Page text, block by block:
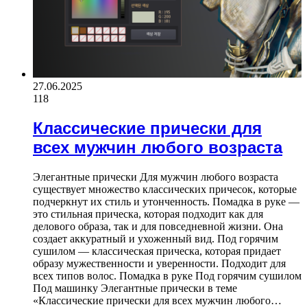
27.06.2025
118
Классические прически для
всех мужчин любого возраста
Элегантные прически Для мужчин любого возраста
существует множество классических причесок, которые
подчеркнут их стиль и утонченность. Помадка в руке —
это стильная прическа, которая подходит как для
делового образа, так и для повседневной жизни. Она
создает аккуратный и ухоженный вид. Под горячим
сушилом — классическая прическа, которая придает
образу мужественности и уверенности. Подходит для
всех типов волос. Помадка в руке Под горячим сушилом
Под машинку Элегантные прически в теме
«Классические прически для всех мужчин любого…